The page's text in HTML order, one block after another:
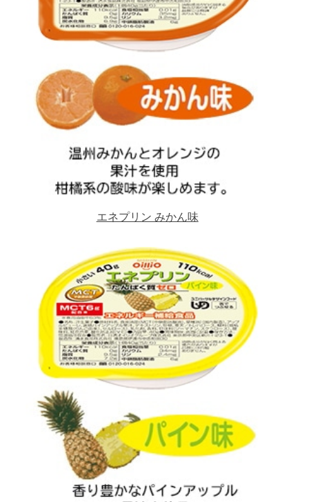
エネプリン みかん味